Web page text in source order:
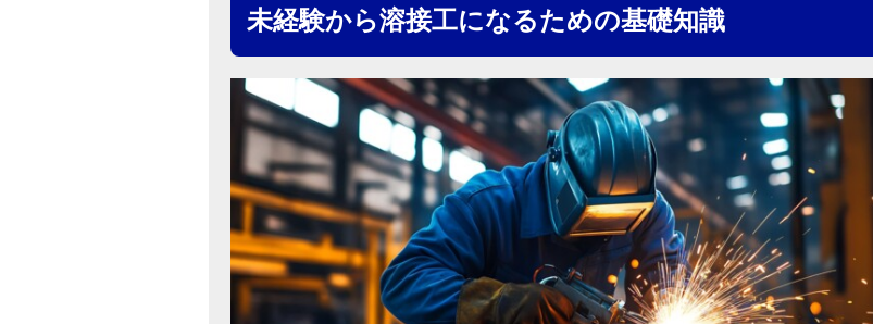
未経験から溶接工になるための基礎知識